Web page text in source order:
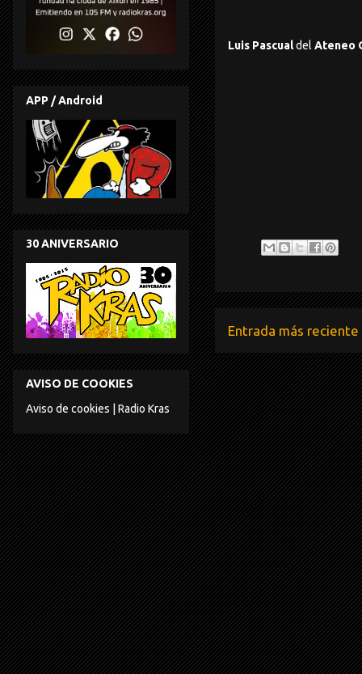
Luis Pascualdel Ateneo
Entrada más reciente
APP / Android
30 ANIVERSARIO
AVISO DE COOKIES
Aviso de cookies | Radio Kras